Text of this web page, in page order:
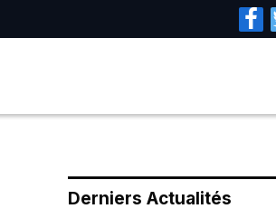
Derniers Actualités